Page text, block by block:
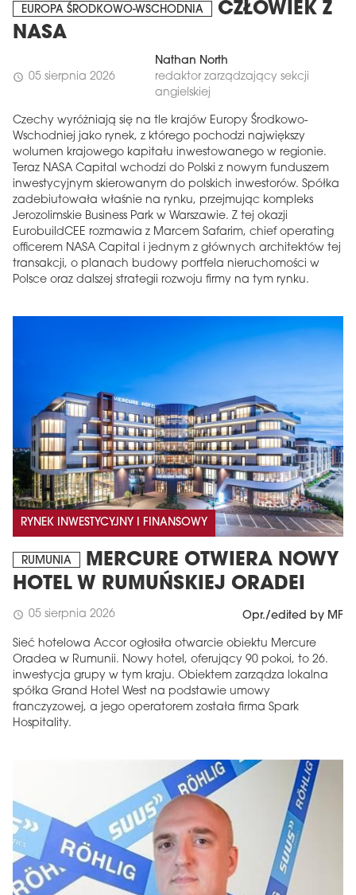
EUROPA ŚRODKOWO-WSCHODNIA
CZŁOWIEK Z
NASA
schedule 05 sierpnia 2026
Nathan North
redaktor zarządzający sekcji
angielskiej
Czechy wyróżniają się na tle krajów Europy Środkowo-
Wschodniej jako rynek, z którego pochodzi największy
wolumen krajowego kapitału inwestowanego w regionie.
Teraz NASA Capital wchodzi do Polski z nowym funduszem
inwestycyjnym skierowanym do polskich inwestorów. Spółka
zadebiutowała właśnie na rynku, przejmując kompleks
Jerozolimskie Business Park w Warszawie. Z tej okazji
EurobuildCEE rozmawia z Marcem Safarim, chief operating
officerem NASA Capital i jednym z głównych architektów tej
transakcji, o planach budowy portfela nieruchomości w
Polsce oraz dalszej strategii rozwoju firmy na tym rynku.
RYNEK INWESTYCYJNY I FINANSOWY
RUMUNIA
MERCURE OTWIERA NOWY
HOTEL W RUMUŃSKIEJ ORADEI
schedule 05 sierpnia 2026 Opr./edited by MF
Sieć hotelowa Accor ogłosiła otwarcie obiektu Mercure
Oradea w Rumunii. Nowy hotel, oferujący 90 pokoi, to 26.
inwestycja grupy w tym kraju. Obiektem zarządza lokalna
spółka Grand Hotel West na podstawie umowy
franczyzowej, a jego operatorem została firma Spark
Hospitality.